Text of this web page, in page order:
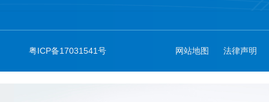
粤ICP备17031541号 网站地图 法律声明